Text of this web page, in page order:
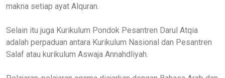
makna setiap ayat Alquran.
Selain itu juga Kurikulum Pondok Pesantren Darul Atqia
adalah perpaduan antara Kurikulum Nasional dan Pesantren
Salaf atau kurikulum Aswaja Annahdliyah.